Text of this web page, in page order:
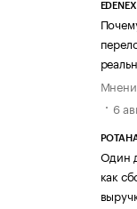
EDENEX
6
Один
как